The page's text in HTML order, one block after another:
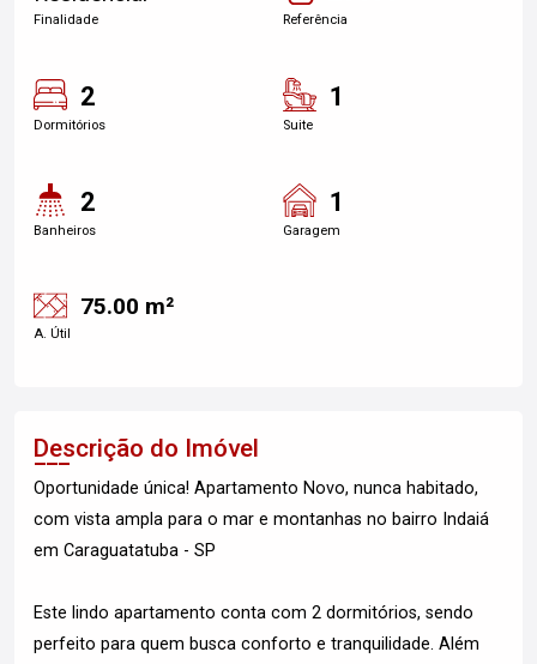
Finalidade Referência
2
Dormitórios
1
Suite
2
Banheiros
1
Garagem
75.00 m²
A. Útil
Descrição do Imóvel
Oportunidade única! Apartamento Novo, nunca habitado,
com vista ampla para o mar e montanhas no bairro Indaiá
em Caraguatatuba - SP
Este lindo apartamento conta com 2 dormitórios, sendo
perfeito para quem busca conforto e tranquilidade. Além